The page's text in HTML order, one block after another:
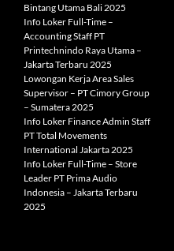
Bintang Utama Bali 2025
Info Loker Full-Time –
Accounting Staff PT
Printechnindo Raya Utama –
Jakarta Terbaru 2025
Lowongan Kerja Area Sales
Supervisor – PT Cimory Group
– Sumatera 2025
Info Loker Finance Admin Staff
PT Total Movements
International Jakarta 2025
Info Loker Full-Time – Store
Leader PT Prima Audio
Indonesia – Jakarta Terbaru
2025